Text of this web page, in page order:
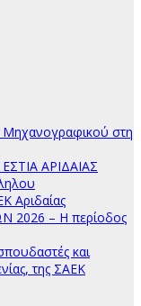
στη
ΑΡΙΔΑΙΑΣ
Αριδαίας
2026 – Η περίοδος
και
της ΣΑΕΚ